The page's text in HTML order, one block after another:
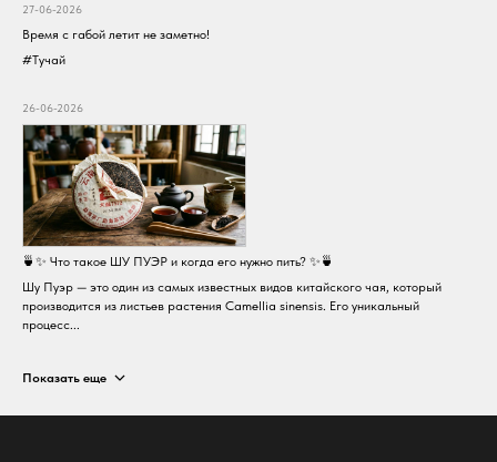
27-06-2026
Время с габой летит не заметно!
#Тучай
26-06-2026
🍵✨ Что такое ШУ ПУЭР и когда его нужно пить? ✨🍵
Шу Пуэр — это один из самых известных видов китайского чая, который
производится из листьев растения Camellia sinensis. Его уникальный
процесс...
Показать еще